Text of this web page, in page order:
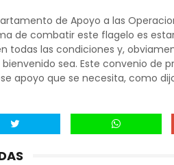
de Apoyo a las
de combatir este flagelo es
todas las condiciones y,
sea. Este convenio de
apoyo que se necesita, como